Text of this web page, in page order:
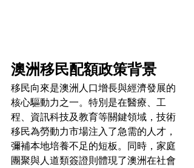
澳洲移民配額政策背景
移民向來是澳洲人口增長與經濟發展的
核心驅動力之一。特別是在醫療、工
程、資訊科技及教育等關鍵領域，技術
移民為勞動力市場注入了急需的人才，
彌補本地培養不足的短板。同時，家庭
團聚與人道類簽證則體現了澳洲在社會